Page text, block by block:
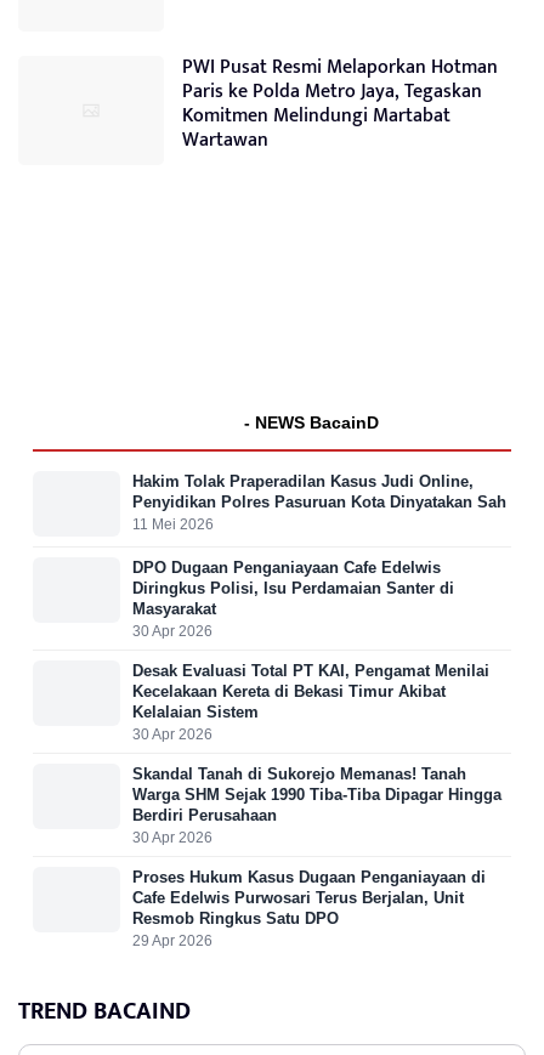
PWI Pusat Resmi Melaporkan Hotman
Paris ke Polda Metro Jaya, Tegaskan
Komitmen Melindungi Martabat
Wartawan
- NEWS BacainD
Hakim Tolak Praperadilan Kasus Judi Online,
Penyidikan Polres Pasuruan Kota Dinyatakan Sah
11 Mei 2026
DPO Dugaan Penganiayaan Cafe Edelwis
Diringkus Polisi, Isu Perdamaian Santer di
Masyarakat
30 Apr 2026
Desak Evaluasi Total PT KAI, Pengamat Menilai
Kecelakaan Kereta di Bekasi Timur Akibat
Kelalaian Sistem
30 Apr 2026
Skandal Tanah di Sukorejo Memanas! Tanah
Warga SHM Sejak 1990 Tiba-Tiba Dipagar Hingga
Berdiri Perusahaan
30 Apr 2026
Proses Hukum Kasus Dugaan Penganiayaan di
Cafe Edelwis Purwosari Terus Berjalan, Unit
Resmob Ringkus Satu DPO
29 Apr 2026
TREND BACAIND